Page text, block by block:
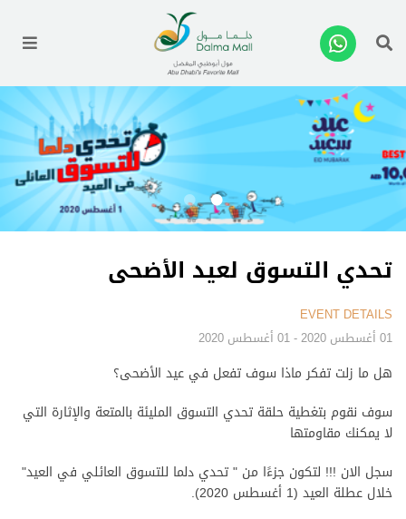
تحدي التسوق لعيد الأضحى
EVENT DETAILS
01 أغسطس 2020 - 01 أغسطس 2020
هل ما زلت تفكر ماذا سوف تفعل في عيد الأضحى؟
سوف نقوم بتغطية حلقة تحدي التسوق المليئة بالمتعة والإثارة التي
لا يمكنك مقاومتها
سجل الان !!! لتكون جزءًا من " تحدي دلما للتسوق العائلي في العيد"
خلال عطلة العيد (1 أغسطس 2020).